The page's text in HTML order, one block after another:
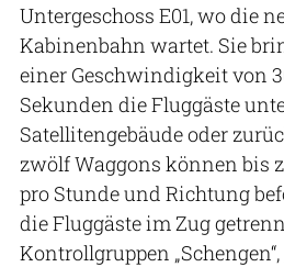
Untergeschoss E01, wo die
Kabinenbahn wartet. Sie
einer Geschwindigkeit von
Sekunden die Fluggäste
Satellitengebäude oder
zwölf Waggons können bis
pro Stunde und Richtung
die Fluggäste im Zug
Kontrollgruppen